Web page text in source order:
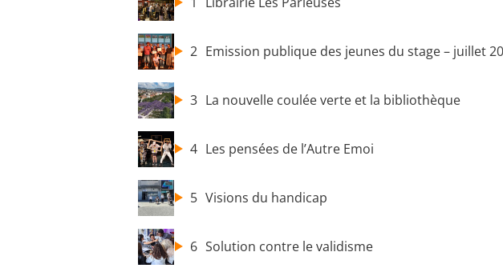
2 Emission publique des jeunes du stage – juillet
3 La nouvelle coulée verte et la bibliothèque
4 Les pensées de l’Autre Emoi
5 Visions du handicap
6 Solution contre le validisme